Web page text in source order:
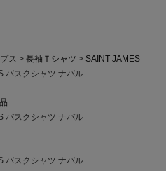
ス 長袖Ｔシャツ
SAINT JAMES
バスクシャツ ナバル
バスクシャツ ナバル
バスクシャツ ナバル